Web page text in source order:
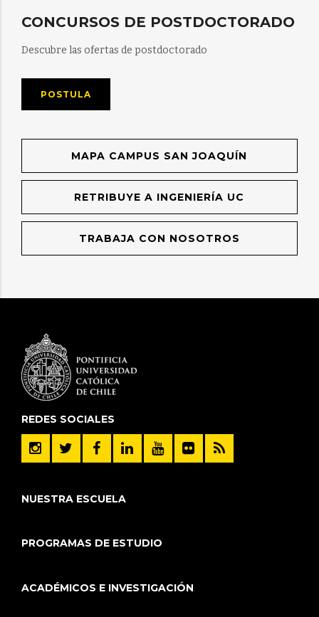
CONCURSOS DE POSTDOCTORADO
Descubre las ofertas de postdoctorado
POSTULA
MAPA CAMPUS SAN JOAQUÍN
RETRIBUYE A INGENIERÍA UC
TRABAJA CON NOSOTROS
REDES SOCIALES
NUESTRA ESCUELA
PROGRAMAS DE ESTUDIO
ACADÉMICOS E INVESTIGACIÓN